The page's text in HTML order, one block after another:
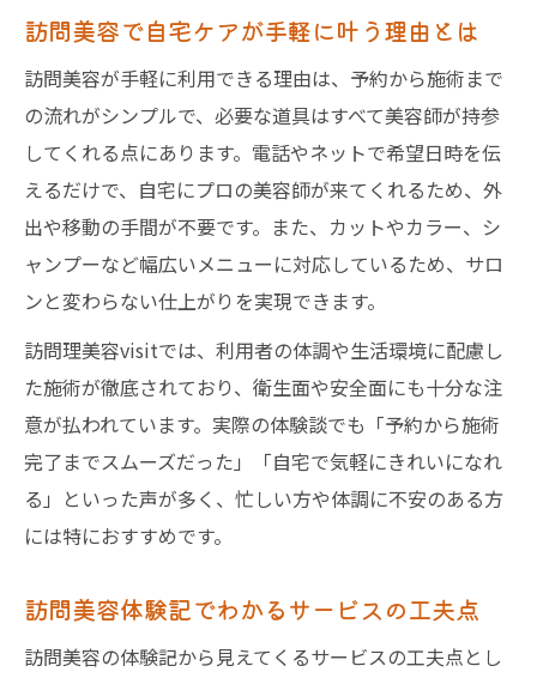
訪問美容で自宅ケアが手軽に叶う理由とは
訪問美容が手軽に利用できる理由は、予約から施術まで
の流れがシンプルで、必要な道具はすべて美容師が持参
してくれる点にあります。電話やネットで希望日時を伝
えるだけで、自宅にプロの美容師が来てくれるため、外
出や移動の手間が不要です。また、カットやカラー、シ
ャンプーなど幅広いメニューに対応しているため、サロ
ンと変わらない仕上がりを実現できます。
訪問理美容visitでは、利用者の体調や生活環境に配慮し
た施術が徹底されており、衛生面や安全面にも十分な注
意が払われています。実際の体験談でも「予約から施術
完了までスムーズだった」「自宅で気軽にきれいになれ
る」といった声が多く、忙しい方や体調に不安のある方
には特におすすめです。
訪問美容体験記でわかるサービスの工夫点
訪問美容の体験記から見えてくるサービスの工夫点とし